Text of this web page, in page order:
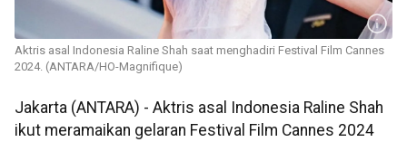
Aktris asal Indonesia Raline Shah saat menghadiri Festival Film Cannes
2024. (ANTARA/HO-Magnifique)
Jakarta (ANTARA) - Aktris asal Indonesia Raline Shah
ikut meramaikan gelaran Festival Film Cannes 2024